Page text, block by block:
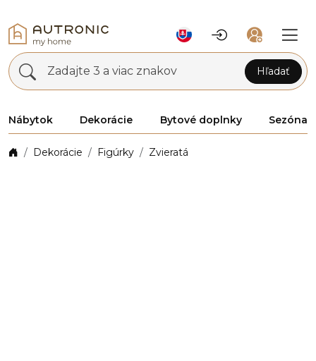
Zadajte 3 a viac znakov Hľadať
Nábytok Dekorácie Bytové doplnky Sezóna
Dekorácie Figúrky Zvieratá